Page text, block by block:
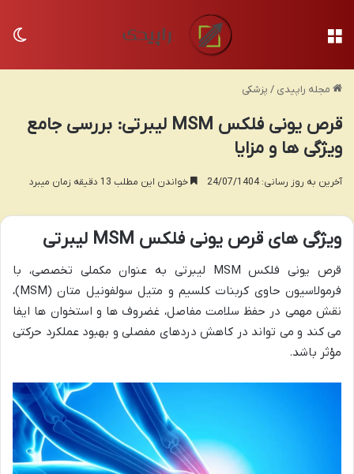
مجله راپیدی / پزشکی
قرص یونی فلکس MSM لیبرتی: بررسی جامع
ویژگی ها و مزایا
آخرین به روز رسانی: 24/07/1404 خواندن این مطلب 13 دقیقه زمان میبرد
ویژگی های قرص یونی فلکس MSM لیبرتی
قرص یونی فلکس MSM لیبرتی به عنوان مکملی تخصصی، با
فرمولاسیون حاوی کربنات کلسیم و متیل سولفونیل متان (MSM)،
نقش مهمی در حفظ سلامت مفاصل، غضروف ها و استخوان ها ایفا
می کند و می تواند در کاهش دردهای مفصلی و بهبود عملکرد حرکتی
مؤثر باشد.